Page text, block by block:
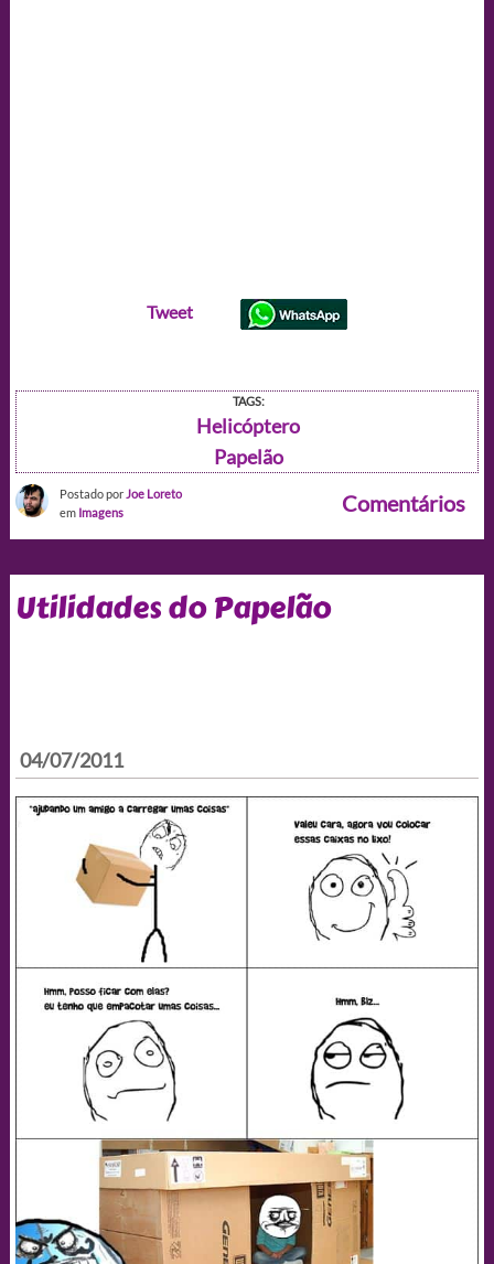
Tweet
TAGS:
Helicóptero
Papelão
Postado por Joe Loreto
em Imagens Comentários
Utilidades do Papelão
04/07/2011